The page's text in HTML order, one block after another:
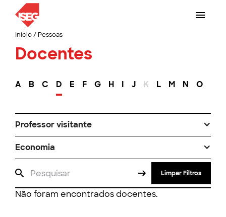
Início/ Pessoas
Docentes
A B C D E F G H I J K L M N O
Professor visitante
Economia
Limpar Filtros
Não foram encontrados docentes.